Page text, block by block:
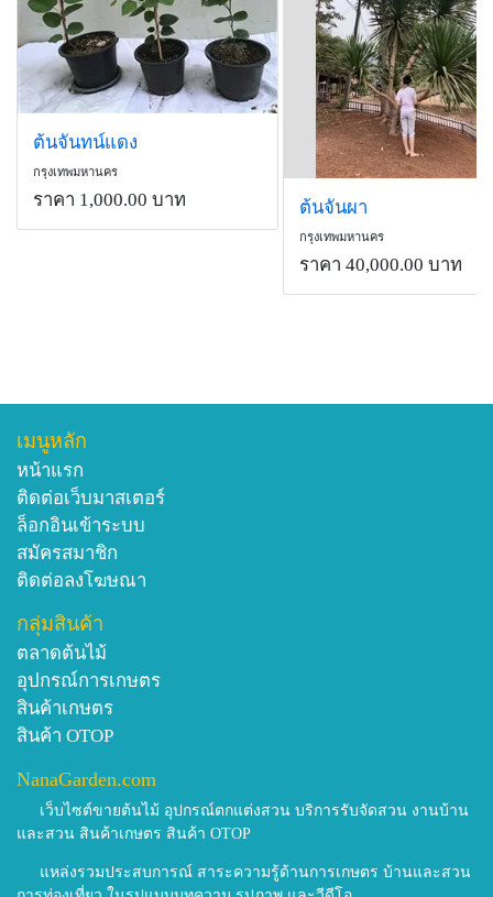
ต้นจันทน์แดง
กรุงเทพมหานคร
ราคา 1,000.00 บาท ต้นจันผา
กรุงเทพมหานคร
ราคา 40,000.00 บาท
เมนูหลัก
หน้าแรก
ติดต่อเว็บมาสเตอร์
ล็อกอินเข้าระบบ
สมัครสมาชิก
ติดต่อลงโฆษณา
กลุ่มสินค้า
ตลาดต้นไม้
อุปกรณ์การเกษตร
สินค้าเกษตร
สินค้า OTOP
NanaGarden.com
เว็บไซต์ขายต้นไม้ อุปกรณ์ตกแต่งสวน บริการรับจัดสวน งานบ้าน
และสวน สินค้าเกษตร สินค้า OTOP
แหล่งรวมประสบการณ์ สาระความรู้ด้านการเกษตร บ้านและสวน